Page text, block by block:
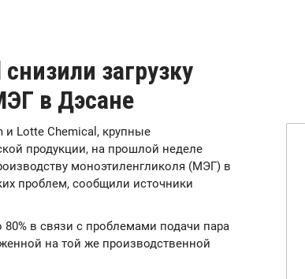
загрузку
в Дэсане
и Lotte Chemical, крупные
продукции, на прошлой неделе
моноэтиленгликоля (МЭГ) в
проблем, сообщили источники
в связи с проблемами подачи пара
на той же производственной